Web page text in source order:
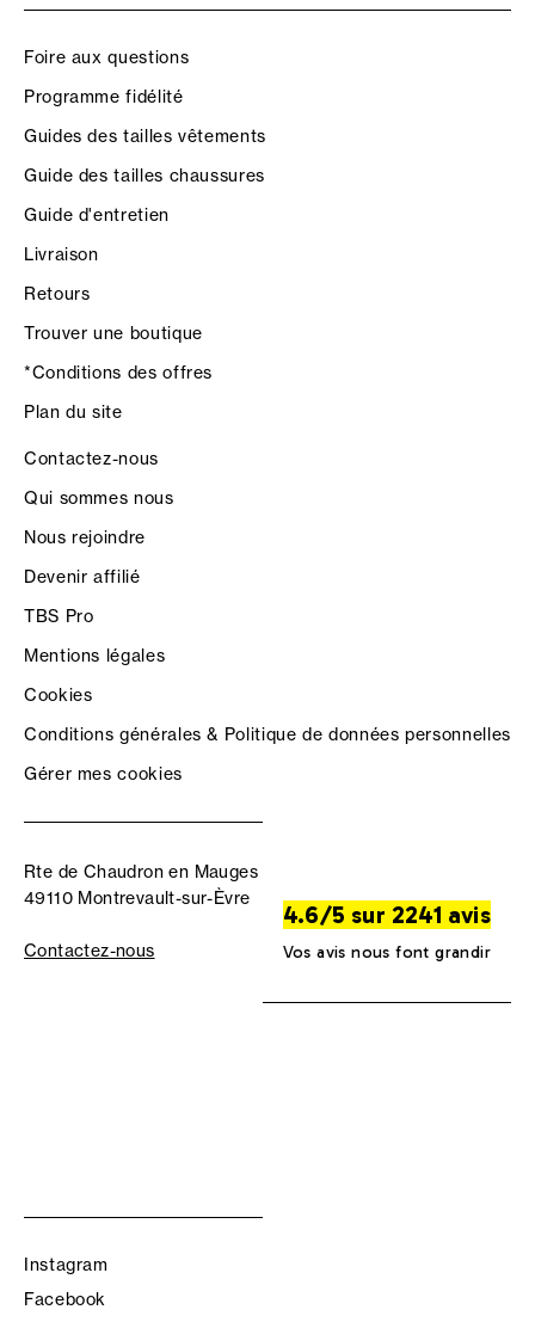
Foire aux questions
Programme fidélité
Guides des tailles vêtements
Guide des tailles chaussures
Guide d'entretien
Livraison
Retours
Trouver une boutique
*Conditions des offres
Plan du site
Contactez-nous
Qui sommes nous
Nous rejoindre
Devenir affilié
TBS Pro
Mentions légales
Cookies
Conditions générales & Politique de données personnelles
Gérer mes cookies
Rte de Chaudron en Mauges
49110 Montrevault-sur-Èvre
Contactez-nous
4.6/5 sur 2241 avis
Vos avis nous font grandir
Instagram
Facebook